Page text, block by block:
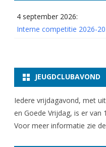
4 september 2026:
Interne competitie 2026-
JEUGDCLUBAVOND
Iedere vrijdagavond, met
en Goede Vrijdag, is er van
Voor meer informatie zie